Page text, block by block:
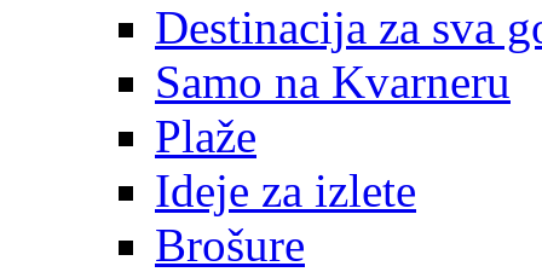
Destinacija za sva
Samo na Kvarneru
Plaže
Ideje za izlete
Brošure